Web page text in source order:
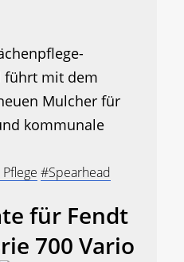
führt mit dem
Mulcher für
kommunale
#Spearhead
für Fendt
700 Vario